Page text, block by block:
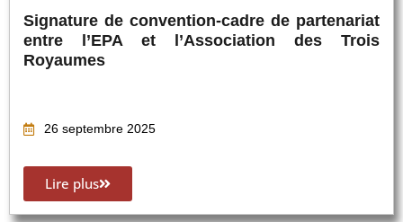
Signature de convention-cadre de partenariat
entre l’EPA et l’Association des Trois
Royaumes
26 septembre 2025
Lire plus